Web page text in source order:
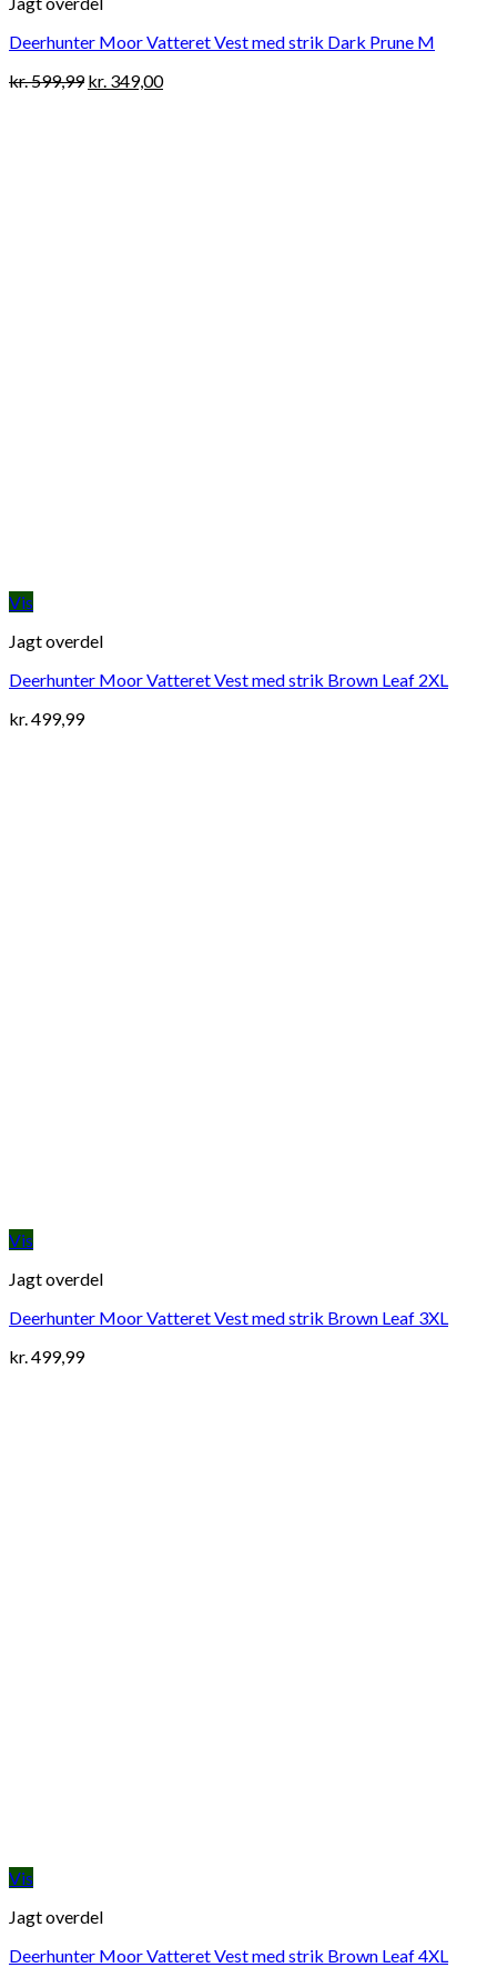
Deerhunter Moor Vatteret Vest med strik Dark Prune M
kr.599,99 Original
kr. 349,00Current
Vis
Jagt overdel
Deerhunter Moor Vatteret Vest med strik Brown Leaf 2XL
kr.499,99
Vis
Jagt overdel
Deerhunter Moor Vatteret Vest med strik Brown Leaf 3XL
kr.499,99
Vis
Jagt overdel
Deerhunter Moor Vatteret Vest med strik Brown Leaf 4XL